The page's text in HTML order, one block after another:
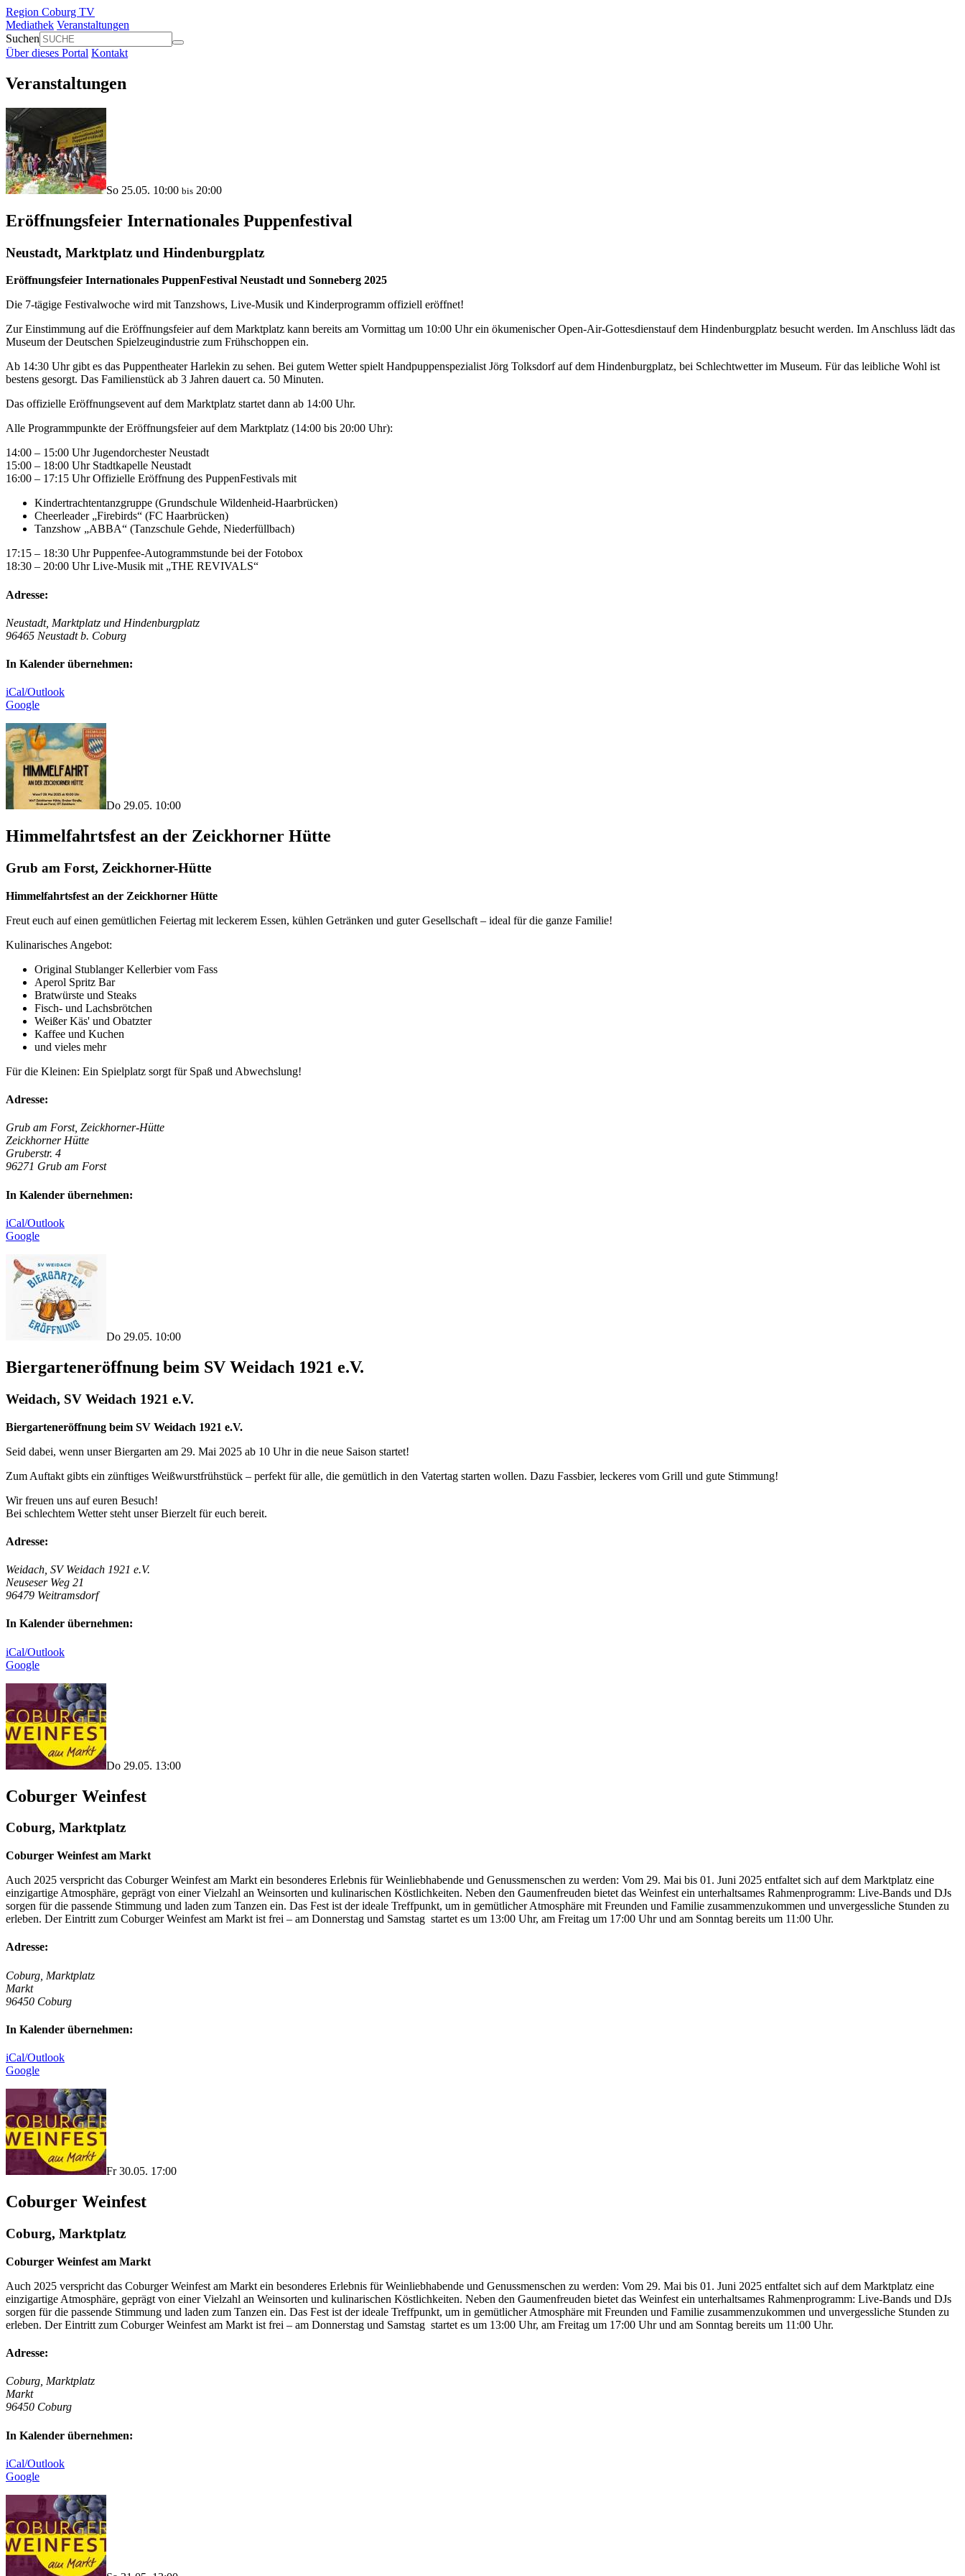
Region Coburg TV
Mediathek Veranstaltungen
Suchen
Über dieses Portal Kontakt
Veranstaltungen
So 25.05. 10:00 bis 20:00
Eröffnungsfeier Internationales Puppenfestival
Neustadt, Marktplatz und Hindenburgplatz
Eröffnungsfeier Internationales PuppenFestival Neustadt und Sonneberg 2025
Die 7-tägige Festivalwoche wird mit Tanzshows, Live-Musik und Kinderprogramm offiziell eröffnet!
Zur Einstimmung auf die Eröffnungsfeier auf dem Marktplatz kann bereits am Vormittag um 10:00 Uhr ein ökumenischer Open-Air-Gottesdienstauf dem Hindenburgplatz besucht werden. Im Anschluss lädt das
Museum der Deutschen Spielzeugindustrie zum Frühschoppen ein.
Ab 14:30 Uhr gibt es das Puppentheater Harlekin zu sehen. Bei gutem Wetter spielt Handpuppenspezialist Jörg Tolksdorf auf dem Hindenburgplatz, bei Schlechtwetter im Museum. Für das leibliche Wohl ist
bestens gesorgt. Das Familienstück ab 3 Jahren dauert ca. 50 Minuten.
Das offizielle Eröffnungsevent auf dem Marktplatz startet dann ab 14:00 Uhr.
Alle Programmpunkte der Eröffnungsfeier auf dem Marktplatz (14:00 bis 20:00 Uhr):
14:00 – 15:00 Uhr Jugendorchester Neustadt
15:00 – 18:00 Uhr Stadtkapelle Neustadt
16:00 – 17:15 Uhr Offizielle Eröffnung des PuppenFestivals mit
Kindertrachtentanzgruppe (Grundschule Wildenheid-Haarbrücken)
Cheerleader „Firebirds“ (FC Haarbrücken)
Tanzshow „ABBA“ (Tanzschule Gehde, Niederfüllbach)
17:15 – 18:30 Uhr Puppenfee-Autogrammstunde bei der Fotobox
18:30 – 20:00 Uhr Live-Musik mit „THE REVIVALS“
Adresse:
Neustadt, Marktplatz und Hindenburgplatz
96465 Neustadt b. Coburg
In Kalender übernehmen:
iCal/Outlook
Google
Do 29.05. 10:00
Himmelfahrtsfest an der Zeickhorner Hütte
Grub am Forst, Zeickhorner-Hütte
Himmelfahrtsfest an der Zeickhorner Hütte
Freut euch auf einen gemütlichen Feiertag mit leckerem Essen, kühlen Getränken und guter Gesellschaft – ideal für die ganze Familie!
Kulinarisches Angebot:
Original Stublanger Kellerbier vom Fass
Aperol Spritz Bar
Bratwürste und Steaks
Fisch- und Lachsbrötchen
Weißer Käs' und Obatzter
Kaffee und Kuchen
und vieles mehr
Für die Kleinen: Ein Spielplatz sorgt für Spaß und Abwechslung!
Adresse:
Grub am Forst, Zeickhorner-Hütte
Zeickhorner Hütte
Gruberstr. 4
96271 Grub am Forst
In Kalender übernehmen:
iCal/Outlook
Google
Do 29.05. 10:00
Biergarteneröffnung beim SV Weidach 1921 e.V.
Weidach, SV Weidach 1921 e.V.
Biergarteneröffnung beim SV Weidach 1921 e.V.
Seid dabei, wenn unser Biergarten am 29. Mai 2025 ab 10 Uhr in die neue Saison startet!
Zum Auftakt gibts ein zünftiges Weißwurstfrühstück – perfekt für alle, die gemütlich in den Vatertag starten wollen. Dazu Fassbier, leckeres vom Grill und gute Stimmung!
Wir freuen uns auf euren Besuch!
Bei schlechtem Wetter steht unser Bierzelt für euch bereit.
Adresse:
Weidach, SV Weidach 1921 e.V.
Neuseser Weg 21
96479 Weitramsdorf
In Kalender übernehmen:
iCal/Outlook
Google
Do 29.05. 13:00
Coburger Weinfest
Coburg, Marktplatz
Coburger Weinfest am Markt
Auch 2025 verspricht das Coburger Weinfest am Markt ein besonderes Erlebnis für Weinliebhabende und Genussmenschen zu werden: Vom 29. Mai bis 01. Juni 2025 entfaltet sich auf dem Marktplatz eine
einzigartige Atmosphäre, geprägt von einer Vielzahl an Weinsorten und kulinarischen Köstlichkeiten. Neben den Gaumenfreuden bietet das Weinfest ein unterhaltsames Rahmenprogramm: Live-Bands und DJs
sorgen für die passende Stimmung und laden zum Tanzen ein. Das Fest ist der ideale Treffpunkt, um in gemütlicher Atmosphäre mit Freunden und Familie zusammenzukommen und unvergessliche Stunden zu
erleben. Der Eintritt zum Coburger Weinfest am Markt ist frei – am Donnerstag und Samstag startet es um 13:00 Uhr, am Freitag um 17:00 Uhr und am Sonntag bereits um 11:00 Uhr.
Adresse:
Coburg, Marktplatz
Markt
96450 Coburg
In Kalender übernehmen:
iCal/Outlook
Google
Fr 30.05. 17:00
Coburger Weinfest
Coburg, Marktplatz
Coburger Weinfest am Markt
Auch 2025 verspricht das Coburger Weinfest am Markt ein besonderes Erlebnis für Weinliebhabende und Genussmenschen zu werden: Vom 29. Mai bis 01. Juni 2025 entfaltet sich auf dem Marktplatz eine
einzigartige Atmosphäre, geprägt von einer Vielzahl an Weinsorten und kulinarischen Köstlichkeiten. Neben den Gaumenfreuden bietet das Weinfest ein unterhaltsames Rahmenprogramm: Live-Bands und DJs
sorgen für die passende Stimmung und laden zum Tanzen ein. Das Fest ist der ideale Treffpunkt, um in gemütlicher Atmosphäre mit Freunden und Familie zusammenzukommen und unvergessliche Stunden zu
erleben. Der Eintritt zum Coburger Weinfest am Markt ist frei – am Donnerstag und Samstag startet es um 13:00 Uhr, am Freitag um 17:00 Uhr und am Sonntag bereits um 11:00 Uhr.
Adresse:
Coburg, Marktplatz
Markt
96450 Coburg
In Kalender übernehmen:
iCal/Outlook
Google